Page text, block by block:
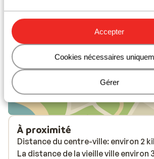
Accepter
Cookies nécessaires
Gérer
dörr. Dock tyckte vi miljön med liten
och jättefin takterass var mysigt. De
rummen vi såg var jättefina.
Emplacement
Afficher sur la
À proximité
Distance du centre-ville: environ 2
La distance de la vieille ville environ